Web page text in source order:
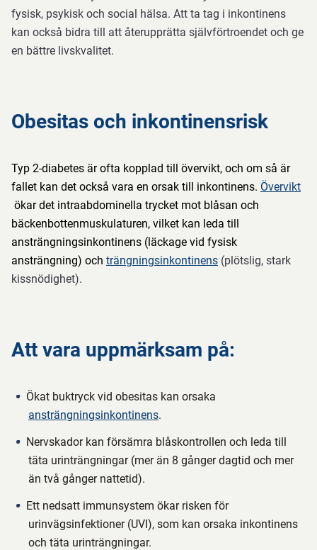
fysisk, psykisk och social hälsa. Att ta tag i inkontinens
kan också bidra till att återupprätta självförtroendet och ge
en bättre livskvalitet.
Obesitas och inkontinensrisk
Typ 2-diabetes är ofta kopplad till övervikt, och om så är
fallet kan det också vara en orsak till inkontinens. Övervikt
ökar det intraabdominella trycket mot blåsan och
bäckenbottenmuskulaturen, vilket kan leda till
ansträngningsinkontinens (läckage vid fysisk
ansträngning) och trängningsinkontinens (plötslig, stark
kissnödighet).
Att vara uppmärksam på:
Ökat buktryck vid obesitas kan orsaka
ansträngningsinkontinens.
Nervskador kan försämra blåskontrollen och leda till
täta urinträngningar (mer än 8 gånger dagtid och mer
än två gånger nattetid).
Ett nedsatt immunsystem ökar risken för
urinvägsinfektioner (UVI), som kan orsaka inkontinens
och täta urinträngningar.